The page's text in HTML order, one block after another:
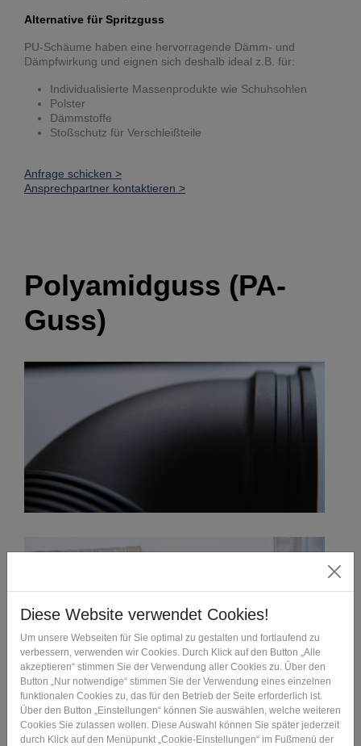
Alternative für Spritzguss
PU-Schäume haben eine hervorragende Dämm- und
Dämpfwirkung und eignen sich deshalb ideal z.B. für:
Individualisierte Massenprodukte wie Schuhsohlen
Polster
Dämmstoffe
Stoßschutz für Verschleißteile
Anfrage schicken >
Ansprechpartner kontaktieren >
Polyamidguss (PA-
Guss)
Verfahrensbeschreibung
Die Basis für den Polyamidguss ist, analog zum
Vakuumguss, die Herstellung eines Urmodells, das im 3D-
Druck mittels Stereolithographie (SLA) gefertigt wird. Das